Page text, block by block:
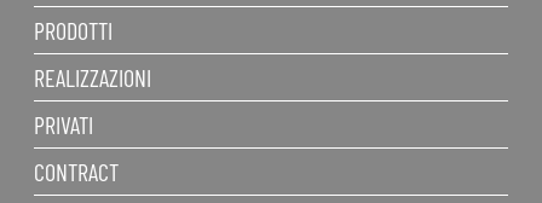
PRODOTTI
REALIZZAZIONI
PRIVATI
CONTRACT